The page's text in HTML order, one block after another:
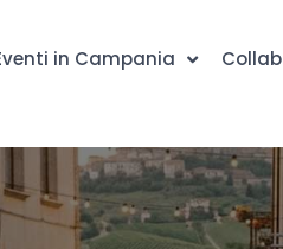
in Campania